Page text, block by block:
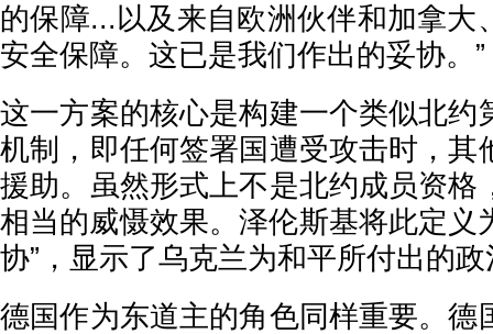
的保障...以及来自欧洲伙伴和加拿大
安全保障。这已是我们作出的妥协。”
这一方案的核心是构建一个类似北约
机制，即任何签署国遭受攻击时，其
援助。虽然形式上不是北约成员资格
相当的威慑效果。泽伦斯基将此定义
协”，显示了乌克兰为和平所付出的
德国作为东道主的角色同样重要。德